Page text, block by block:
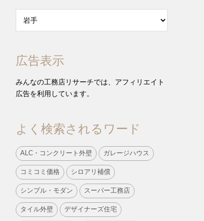
広告表示
みんなの工務店リサーチでは、アフィリエイト
広告を利用しています。
よく検索されるワード
ALC・コンクリート外壁 ガレージハウス
コミコミ価格 シロアリ補償
シンプル・モダン スーパー工務店
タイル外壁 デザイナーズ住宅